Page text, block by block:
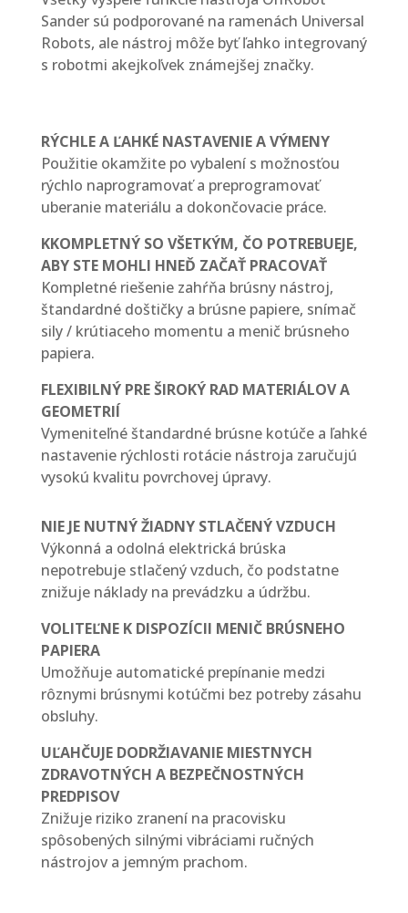
Sander sú podporované na ramenách Universal
Robots, ale nástroj môže byť ľahko integrovaný
s robotmi akejkoľvek známejšej značky.
RÝCHLE A ĽAHKÉ NASTAVENIE A VÝMENY
Použitie okamžite po vybalení s možnosťou
rýchlo naprogramovať a preprogramovať
uberanie materiálu a dokončovacie práce.
KKOMPLETNÝ SO VŠETKÝM, ČO POTREBUEJE,
ABY STE MOHLI HNEĎ ZAČAŤ PRACOVAŤ
Kompletné riešenie zahŕňa brúsny nástroj,
štandardné doštičky a brúsne papiere, snímač
sily / krútiaceho momentu a menič brúsneho
papiera.
FLEXIBILNÝ PRE ŠIROKÝ RAD MATERIÁLOV A
GEOMETRIÍ
Vymeniteľné štandardné brúsne kotúče a ľahké
nastavenie rýchlosti rotácie nástroja zaručujú
vysokú kvalitu povrchovej úpravy.
NIE JE NUTNÝ ŽIADNY STLAČENÝ VZDUCH
Výkonná a odolná elektrická brúska
nepotrebuje stlačený vzduch, čo podstatne
znižuje náklady na prevádzku a údržbu.
VOLITEĽNE K DISPOZÍCII MENIČ BRÚSNEHO
PAPIERA
Umožňuje automatické prepínanie medzi
rôznymi brúsnymi kotúčmi bez potreby zásahu
obsluhy.
UĽAHČUJE DODRŽIAVANIE MIESTNYCH
ZDRAVOTNÝCH A BEZPEČNOSTNÝCH
PREDPISOV
Znižuje riziko zranení na pracovisku
spôsobených silnými vibráciami ručných
nástrojov a jemným prachom.